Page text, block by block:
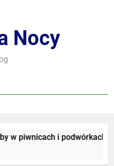
Nocy
w piwnicach i podwórkach